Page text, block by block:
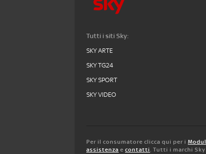
Tutti i siti Sky:
SKY ARTE
SKY TG24
SKY SPORT
SKY VIDEO
Per il consumatore clicca qui per i
assistenza e contatti. Tutti i marchi